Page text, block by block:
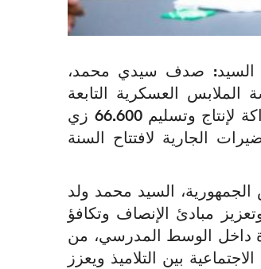
السيد: صدف سيدي محمد،
العسكرية التابعة
للجيش الوطني، اليوم الجمعة 17 أبريل 2026، اتفاقية شراكة لإنتاج وتسليم 66.600 زي
الجارية لافتتاح السنة
الجمهورية، السيد محمد ولد
مبادئ الإنصاف وتكافؤ
داخل الوسط المدرسي، من
بين التلاميذ ويعزز